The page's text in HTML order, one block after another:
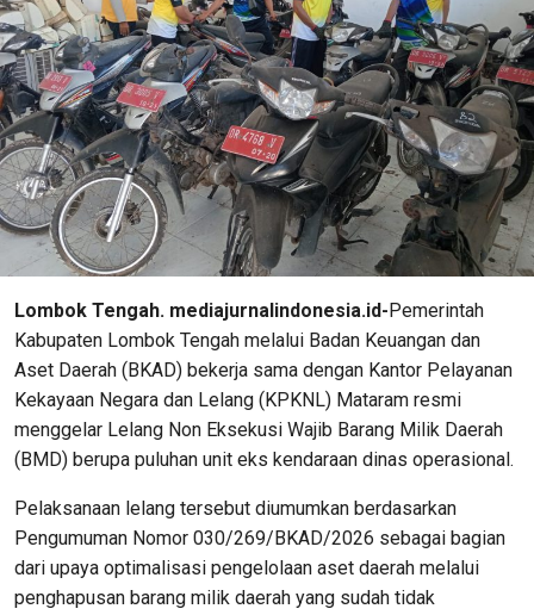
Lombok Tengah. mediajurnalindonesia.id- Pemerintah
Kabupaten Lombok Tengah melalui Badan Keuangan dan
Aset Daerah (BKAD) bekerja sama dengan Kantor Pelayanan
Kekayaan Negara dan Lelang (KPKNL) Mataram resmi
menggelar Lelang Non Eksekusi Wajib Barang Milik Daerah
(BMD) berupa puluhan unit eks kendaraan dinas operasional.
Pelaksanaan lelang tersebut diumumkan berdasarkan
Pengumuman Nomor 030/269/BKAD/2026 sebagai bagian
dari upaya optimalisasi pengelolaan aset daerah melalui
penghapusan barang milik daerah yang sudah tidak